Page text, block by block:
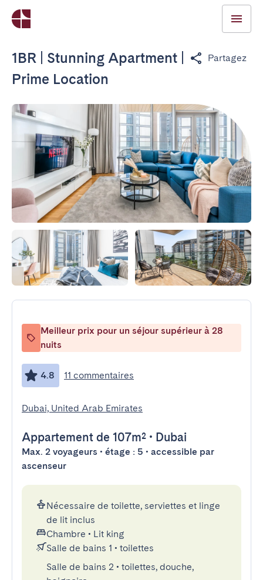
1BR | Stunning Apartment |
Prime Location
Partagez
Meilleur prix pour un séjour supérieur à 28
nuits
4.8 11 commentaires
Dubai, United Arab Emirates
Appartement de 107m² • Dubai
Max. 2 voyageurs • étage : 5 • accessible par
ascenseur
Nécessaire de toilette, serviettes et linge
de lit inclus
Chambre • Lit king
Salle de bains 1 • toilettes
Salle de bains 2 • toilettes, douche,